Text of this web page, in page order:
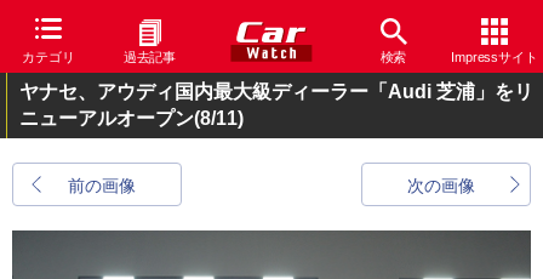
カテゴリ 過去記事 検索 Impressサイト
ヤナセ、アウディ国内最大級ディーラー「Audi 芝浦」をリ
ニューアルオープン(8/11)
前の画像 次の画像